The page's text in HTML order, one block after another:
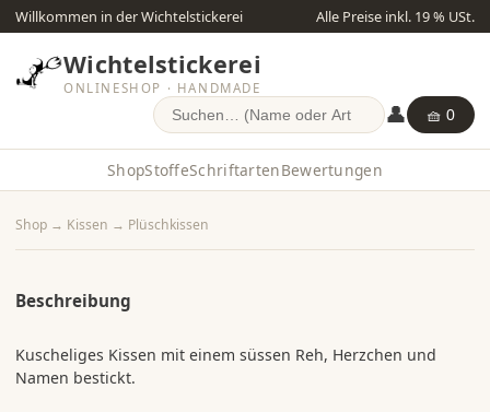
Willkommen in der Wichtelstickerei Alle Preise inkl. 19 % USt.
Wichtelstickerei
ONLINESHOP · HANDMADE
👤 🧺 0
ShopStoffeSchriftartenBewertungen
Shop → Kissen → Plüschkissen
Beschreibung
Kuscheliges Kissen mit einem süssen Reh, Herzchen und
Namen bestickt.